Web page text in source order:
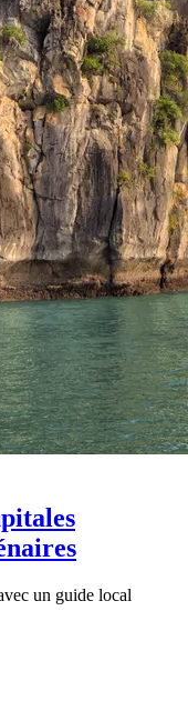
un guide local